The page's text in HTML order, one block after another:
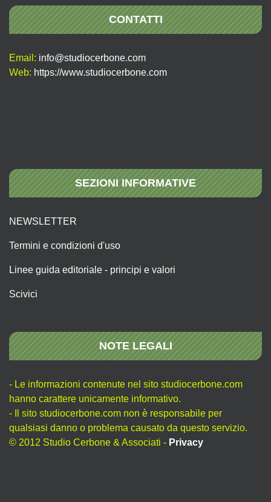
CONTATTI
Email: info@studiocerbone.com
Web: https://www.studiocerbone.com
SEZIONI INFORMATIVE
NEWSLETTER
Termini e condizioni d'uso
Linee guida editoriale - principi e valori
Scivici
NOTE LEGALI
- Le informazioni contenute nel sito studiocerbone.com
hanno carattere unicamente informativo.
- Il sito studiocerbone.com non è responsabile per
qualsiasi danno o problema causato da questo servizio.
© 2012 Studio Cerbone & Associati - Privacy